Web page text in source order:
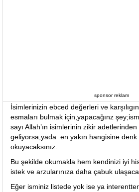
sponsor reklam
İsimlerinizin ebced değerleri ve
esmaları bulmak için,yapacağınz
sayı Allah’ın isimlerinin zikir
geliyorsa,yada en yakın hangisine denk
okuyacaksınız.
Bu şekilde okumakla hem kendinizi iyi
istek ve arzularınıza daha çabuk
Eğer isminiz listede yok ise ya